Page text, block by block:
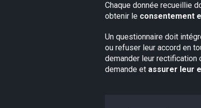
Chaque donnée recueillie
obtenir le consentement
Un questionnaire doit
ou refuser leur accord en
demander leur rectification
demande et assurer leur